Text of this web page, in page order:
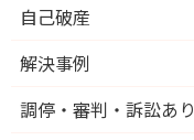
自己破産
解決事例
調停・審判・訴訟あり